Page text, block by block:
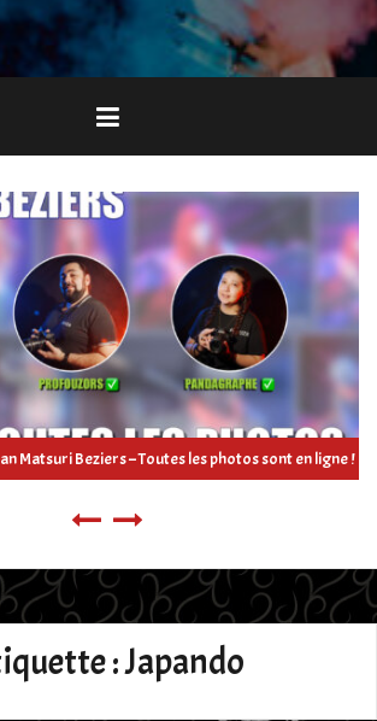
Beziers – Toutes les photos sont en ligne !
:Japando